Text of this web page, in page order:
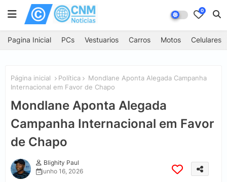
0
Pagina Inicial PCs Vestuarios Carros Motos Celulares
Página inicial Política
Mondlane Aponta Alegada Campanha
Internacional em Favor de Chapo
Mondlane Aponta Alegada
Campanha Internacional em Favor
de Chapo
Blighity Paul
junho 16, 2026